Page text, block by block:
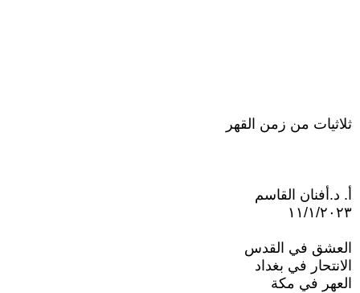
ثلاثيات من زمن القهر
أ. د.أفنان القاسم
العشق في القدس
الانتحار في بغداد
العهر في مكة